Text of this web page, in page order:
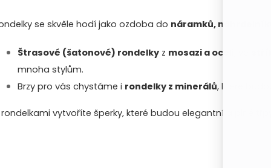
se skvěle hodí jako ozdoba do náramků,
Štrasové (šatonové) rondelky z mosazi a oceli
mnoha stylům.
Brzy pro vás chystáme i rondelky z minerálů, které
rondelkami vytvoříte šperky, které budou elegantní a plné